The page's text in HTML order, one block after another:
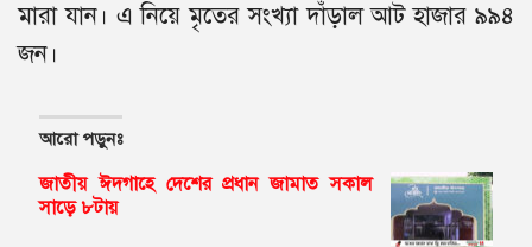
মারা যান। এ নিয়ে মৃতের সংখ্যা দাঁড়াল আট হাজার ৯৯৪
জন।
আরো পড়ুনঃ
জাতীয় ঈদগাহে দেশের প্রধান জামাত সকাল
সাড়ে ৮টায়